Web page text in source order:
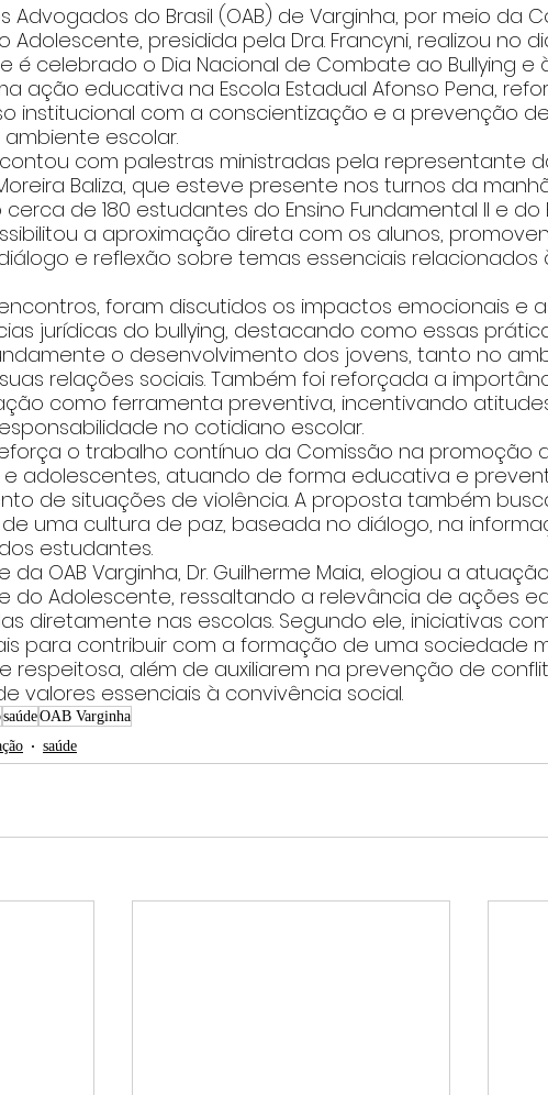
Advogados do Brasil (OAB) de Varginha, por meio da
Adolescente, presidida pela Dra. Francyni, realizou no
é celebrado o Dia Nacional de Combate ao Bullying e
ação educativa na Escola Estadual Afonso Pena,
institucional com a conscientização e a prevenção
escolar.
com palestras ministradas pela representante
Moreira Baliza, que esteve presente nos turnos da
de 180 estudantes do Ensino Fundamental II e do
a aproximação direta com os alunos,
e reflexão sobre temas essenciais relacionados
foram discutidos os impactos emocionais e
jurídicas do bullying, destacando como essas
o desenvolvimento dos jovens, tanto no
relações sociais. Também foi reforçada a
como ferramenta preventiva, incentivando
no cotidiano escolar.
o trabalho contínuo da Comissão na promoção
adolescentes, atuando de forma educativa e
de situações de violência. A proposta também
uma cultura de paz, baseada no diálogo, na
estudantes.
da OAB Varginha, Dr. Guilherme Maia, elogiou a
do Adolescente, ressaltando a relevância de ações
diretamente nas escolas. Segundo ele, iniciativas
para contribuir com a formação de uma sociedade
respeitosa, além de auxiliarem na prevenção de
valores essenciais à convivência social.
saúdeOAB Varginha
saúde